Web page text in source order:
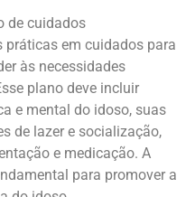
de cuidados
em cuidados para
às necessidades
plano deve incluir
e mental do idoso, suas
de lazer e socialização,
e medicação. A
para promover a